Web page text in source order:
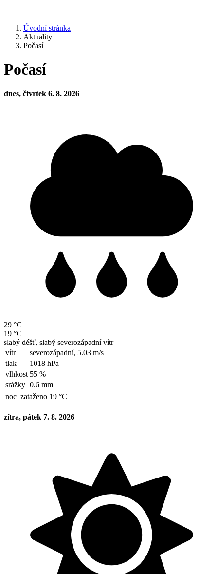
Úvodní stránka
Aktuality
Počasí
Počasí
dnes, čtvrtek 6. 8. 2026
29 °C
19 °C
slabý déšť, slabý severozápadní vítr
vítr
severozápadní, 5.03 m/s
tlak
1018 hPa
vlhkost 55 %
srážky 0.6 mm
noc zataženo 19 °C
zítra, pátek 7. 8. 2026